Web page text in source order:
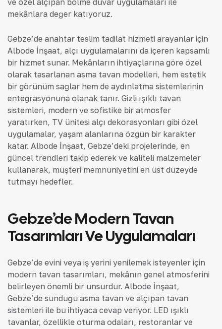
mekânlara değer katıyoruz.
Gebze’de anahtar teslim tadilat hizmeti arayanlar için
Albode İnşaat, alçı uygulamalarını da içeren kapsamlı
bir hizmet sunar. Mekânların ihtiyaçlarına göre özel
olarak tasarlanan asma tavan modelleri, hem estetik
bir görünüm sağlar hem de aydınlatma sistemlerinin
entegrasyonuna olanak tanır. Gizli ışıklı tavan
sistemleri, modern ve sofistike bir atmosfer
yaratırken, TV ünitesi alçı dekorasyonları gibi özel
uygulamalar, yaşam alanlarına özgün bir karakter
katar. Albode İnşaat, Gebze’deki projelerinde, en
güncel trendleri takip ederek ve kaliteli malzemeler
kullanarak, müşteri memnuniyetini en üst düzeyde
tutmayı hedefler.
Gebze’de Modern Tavan
Tasarımları Ve Uygulamaları
Gebze’de evini veya iş yerini yenilemek isteyenler için
modern tavan tasarımları, mekânın genel atmosferini
belirleyen önemli bir unsurdur. Albode İnşaat,
Gebze’de sunduğu asma tavan ve alçıpan tavan
sistemleri ile bu ihtiyaca cevap veriyor. LED ışıklı
tavanlar, özellikle oturma odaları, restoranlar ve